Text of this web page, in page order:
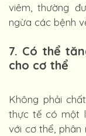
viêm, thường
ngừa các bệnh
7. Có thể
cho cơ thể
Không phải
thực tế có một
với cơ thể,